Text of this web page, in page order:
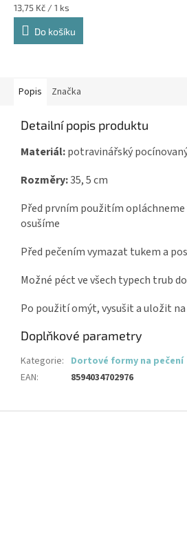
Měrná
cena:
13,75 Kč / 1 ks
Do košíku
Popis Značka
Detailní popis produktu
Materiál:potravinářský
Rozměry:35, 5 cm
Před prvním použitím opláchneme
osušíme
Před pečením vymazat tukem a
Možné péct ve všech typech trub
Po použití omýt, vysušit a uložit
Doplňkové parametry
Kategorie: Dortové formy na pečení
EAN: 8594034702976